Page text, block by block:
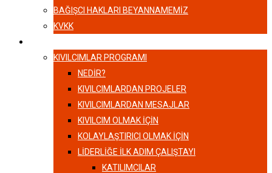
BAĞIŞCI HAKLARI BEYANNAMEMIZ
KVKK
KIVILCIMLAR PROGRAMI
NEDİR?
KIVILCIMLARDAN PROJELER
KIVILCIMLARDAN MESAJLAR
KIVILCIM OLMAK İÇİN
KOLAYLAŞTIRICI OLMAK İÇİN
LIDERLIĞE İLK ADIM ÇALIŞTAYI
KATILIMCILAR